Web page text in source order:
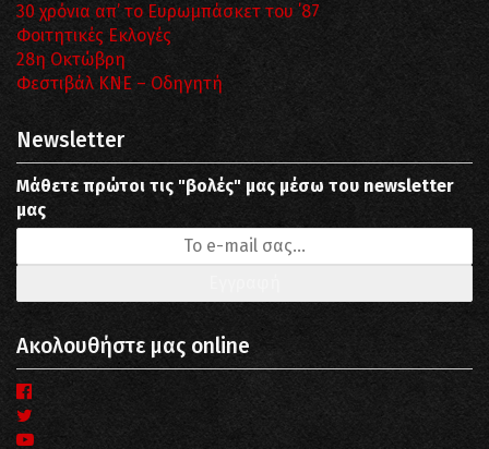
30 χρόνια απ’ το Ευρωμπάσκετ του ΄87
Φοιτητικές Εκλογές
28η Οκτώβρη
Φεστιβάλ ΚΝΕ – Οδηγητή
Newsletter
Μάθετε πρώτοι τις "βολές" μας μέσω του newsletter
μας
Ακολουθήστε μας online